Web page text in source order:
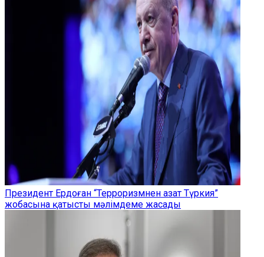
Президент Ердоған “Терроризмнен азат Түркия”
жобасына қатысты мәлімдеме жасады